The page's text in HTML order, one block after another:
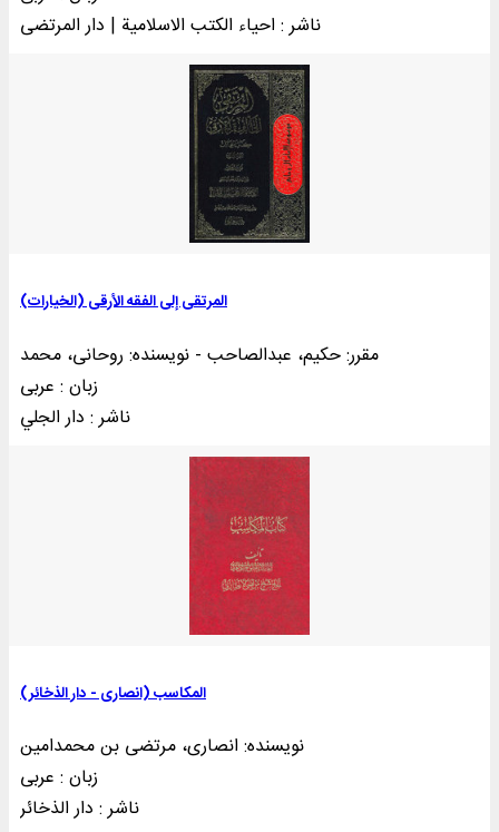
ناشر : احياء الکتب الاسلامية | دار المرتضی
المرتقی إلی الفقه الأرقی (الخیارات)
مقرر: حکیم، عبدالصاحب - نویسنده: روحانی، محمد
زبان : عربی
ناشر : دار الجلي
المکاسب (انصاری - دار الذخائر)
نویسنده: انصاری، مرتضی بن محمدامین
زبان : عربی
ناشر : دار الذخائر